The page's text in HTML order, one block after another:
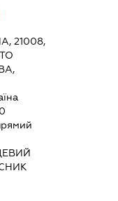
21008,